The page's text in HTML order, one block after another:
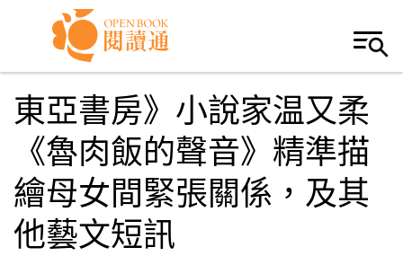
Skip to navigation
移至主內容
東亞書房》小說家温又柔
《魯肉飯的聲音》精準描
繪母女間緊張關係，及其
他藝文短訊